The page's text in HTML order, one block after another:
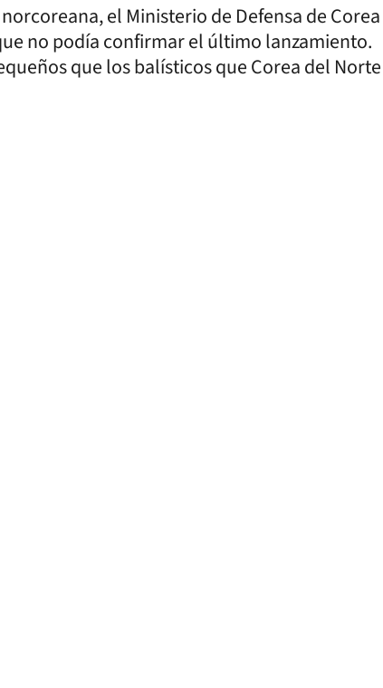
el Ministerio de Defensa de Corea
no podía confirmar el último lanzamiento.
que los balísticos que Corea del Norte